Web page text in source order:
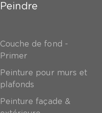
Peindre
Couche de fond -
Primer
Peinture pour murs et
plafonds
Peinture façade &